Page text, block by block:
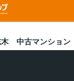
木 中古マンション